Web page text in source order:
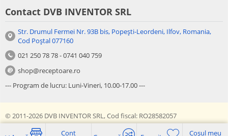
Contact DVB INVENTOR SRL
Str. Drumul Fermei Nr. 93B bis, Popești-Leordeni, Ilfov, Romania,
Cod Poștal 077160
021 250 78 78 - 0741 040 759
shop@receptoare.ro
--- Program de lucru: Luni-Vineri, 10.00-17.00 ---
© 2011-2026 DVB INVENTOR SRL, Cod fiscal: RO28582057
Cont Coșul meu